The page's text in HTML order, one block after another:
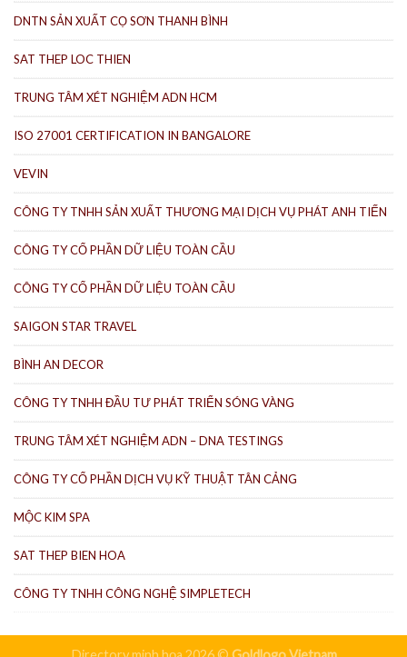
DNTN SẢN XUẤT CỌ SƠN THANH BÌNH
SAT THEP LOC THIEN
TRUNG TÂM XÉT NGHIỆM ADN HCM
ISO 27001 CERTIFICATION IN BANGALORE
VEVIN
CÔNG TY TNHH SẢN XUẤT THƯƠNG MẠI DỊCH VỤ PHÁT ANH TIẾN
CÔNG TY CỔ PHẦN DỮ LIỆU TOÀN CẦU
CÔNG TY CỔ PHẦN DỮ LIỆU TOÀN CẦU
SAIGON STAR TRAVEL
BÌNH AN DECOR
CÔNG TY TNHH ĐẦU TƯ PHÁT TRIỂN SÓNG VÀNG
TRUNG TÂM XÉT NGHIỆM ADN – DNA TESTINGS
CÔNG TY CỔ PHẦN DỊCH VỤ KỸ THUẬT TÂN CẢNG
MỘC KIM SPA
SAT THEP BIEN HOA
CÔNG TY TNHH CÔNG NGHỆ SIMPLETECH